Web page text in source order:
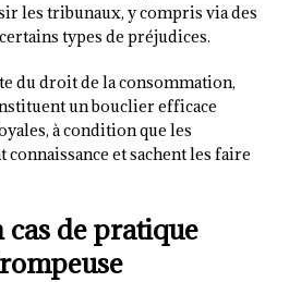
les tribunaux, y compris via des
types de préjudices.
du droit de la consommation,
un bouclier efficace
à condition que les
et sachent les faire
cas de pratique